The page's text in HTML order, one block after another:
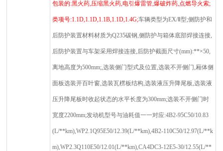
包装的:黑火药 压缩黑火药 ,电引爆雷管 ,爆破炸药 点燃导火索;
类项号:1.1D,1.1D,1.1B,1.1D,1.4G;车辆类型为EX/Ⅱ型;侧防护和
后防护装置材料材质为Q235碳钢 ,侧防护与箱体底部焊接连接
后防护装置与车架采用焊接连接 后防护截面尺寸(mm):**×50,
离地高度为500mm;,选装侧门型式及位置 ,选装不开侧门 厢体侧
面板选装开百叶窗 ,选装瓦楞板结构 ,选装液压升降尾板 ,选装液
压升降尾板时收起状态的水平长度为300mm;选装不开侧门时
宽度2200mm;发动机型号与油耗值一一对应:4B2-95C50/10.83
(L/**km),WP2.1Q95E50/12.39(L/**km),4B2-110C50/12.97(L/**k
m),WP2.3Q110E50/12.01(L/**km),CA4DC3-12E5-30/12.55(L/**